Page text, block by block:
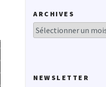
ARCHIVES
Archives
NEWSLETTER